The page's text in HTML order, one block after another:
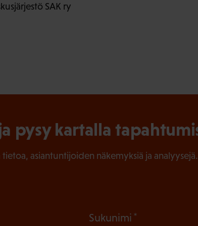
SAK ry
pysy kartalla
asiantuntijoiden näkemyksiä ja analyysejä.
Sukunimi